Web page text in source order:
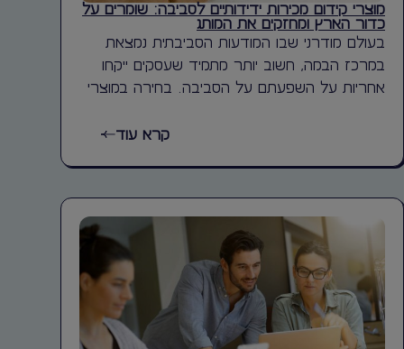
מוצרי קידום מכירות ידידותיים לסביבה: שומרים על
כדור הארץ ומחזקים את המותג
בעולם מודרני שבו המודעות הסביבתית נמצאת
במרכז הבמה, חשוב יותר מתמיד שעסקים ייקחו
אחריות על השפעתם על הסביבה. בחירה במוצרי
קרא עוד